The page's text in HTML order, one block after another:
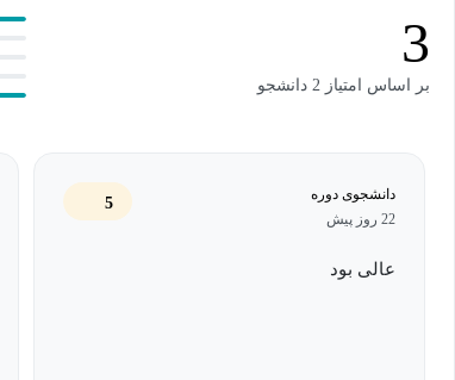
html نسخه های گوناگونی داره
3
بر اساس امتیاز 2 دانشجو
دانشجوی دوره
22 روز پیش
5
عالی بود